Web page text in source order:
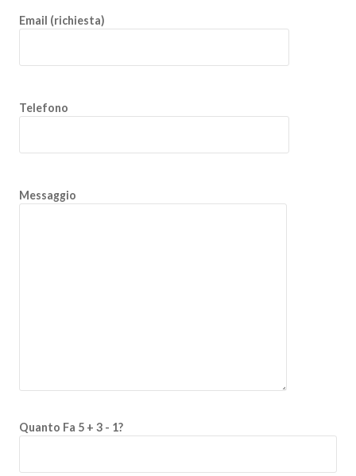
Email (richiesta)
Telefono
Messaggio
Quanto Fa 5 + 3 - 1?